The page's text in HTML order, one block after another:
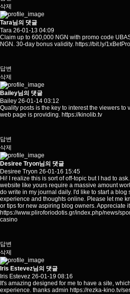
삭제
Tara님의 댓글
Tara 26-01-13 04:09
Claim up to 600,000 NGN with promo code
NGN. 30-day bonus validity. https://bit.ly/
답변
삭제
Bailey님의 댓글
Bailey 26-01-14 03:12
Quality posts is the key to interest the viewers to
web page is providing. https://kinolib.tv
답변
삭제
Desiree Tryon님의 댓글
Desiree Tryon 26-01-16 15:45
Hi! I realize this is sort of off-topic but I had to
website like yours require a massive amount
do write in my journal daily. I'd like to start a blog
experience and thoughts online. Please let me
or tips for new aspiring blog owners. Appreciate
https://www.pliroforiodotis.gr/index.php/news/
casino
답변
삭제
Iris Estevez님의 댓글
Iris Estevez 26-01-19 08:16
It's amazing designed for me to have a site,
experience. thanks admin https://rezka-kino.tv/